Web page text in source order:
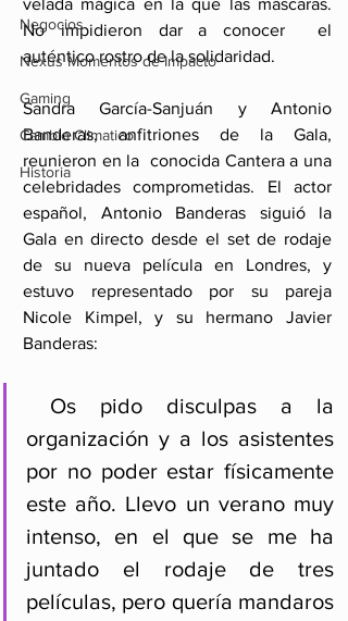
Negocios
Nexus Momentos de Impacto
Gaming
Cambio Climatico
Historia
velada mágica en la que las máscaras.
No impidieron dar a conocer  el
auténtico rostro de la solidaridad.
Sandra García-Sanjuán y Antonio
Banderas, anfitriones de la Gala,
reunieron en la  conocida Cantera a una
celebridades comprometidas. El actor
español, Antonio Banderas siguió la
Gala en directo desde el set de rodaje
de su nueva película en Londres, y
estuvo representado por su pareja
Nicole Kimpel, y su hermano Javier
Banderas:
organización y a los asistentes
por no poder estar físicamente
este año. Llevo un verano muy
intenso, en el que se me ha
juntado el rodaje de tres
películas, pero quería mandaros